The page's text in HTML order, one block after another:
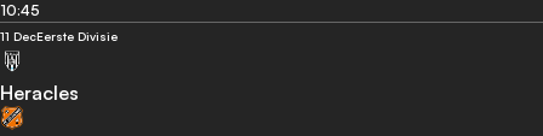
10:45
11 DecEerste Divisie
Heracles